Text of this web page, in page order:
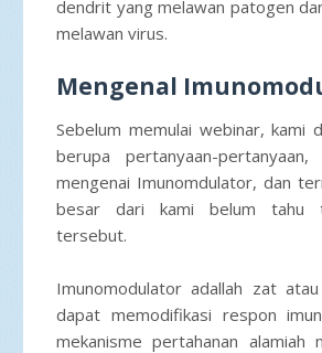
dendrit yang melawan patogen
melawan virus.
Mengenal
Sebelum memulai webinar, kami
berupa pertanyaan-
mengenai Imunomdulator, dan
besar dari kami belum tahu
tersebut.
Imunomodulator adallah zat
dapat memodifikasi respon
mekanisme pertahanan alamiah